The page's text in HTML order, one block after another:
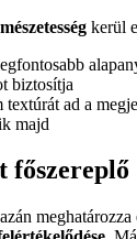
kerül
biztosítja
ad a
majd
főszereplő
meghatározza